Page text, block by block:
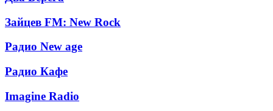
Берега
Зайцев
New
Rock
Зайцев FM: New Rock
Радио
New
age
Радио New age
Радио
Кафе
Радио Кафе
Imagine
Radio
Imagine Radio